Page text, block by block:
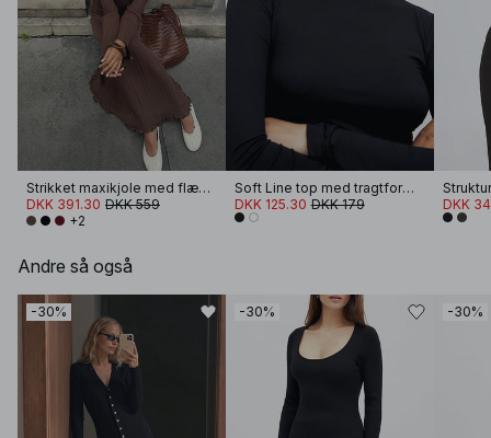
Strikket maxikjole med flæser og rund hals
DKK 391.30 DKK 559
+2
Soft Line top med tragtformet hals og lange ærmer
DKK 125.30 DKK 179 DKK
Andre så også
-30% -30% -30%